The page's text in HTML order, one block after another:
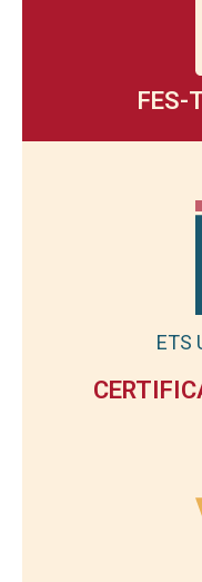
FES-
ETS